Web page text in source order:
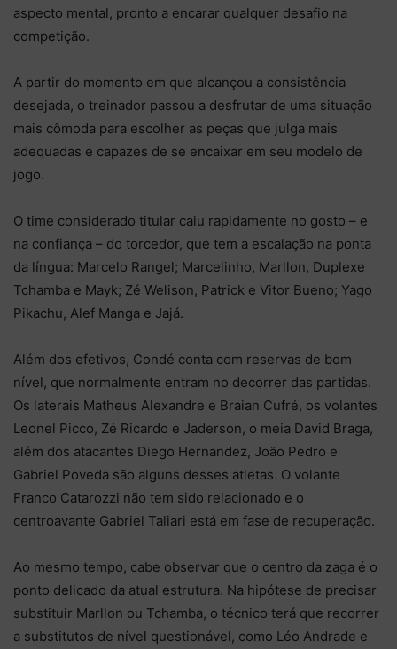
aspecto mental, pronto a encarar qualquer desafio na
competição.
A partir do momento em que alcançou a consistência
desejada, o treinador passou a desfrutar de uma situação
mais cômoda para escolher as peças que julga mais
adequadas e capazes de se encaixar em seu modelo de
jogo.
O time considerado titular caiu rapidamente no gosto – e
na confiança – do torcedor, que tem a escalação na ponta
da língua: Marcelo Rangel; Marcelinho, Marllon, Duplexe
Tchamba e Mayk; Zé Welison, Patrick e Vitor Bueno; Yago
Pikachu, Alef Manga e Jajá.
Além dos efetivos, Condé conta com reservas de bom
nível, que normalmente entram no decorrer das partidas.
Os laterais Matheus Alexandre e Braian Cufré, os volantes
Leonel Picco, Zé Ricardo e Jaderson, o meia David Braga,
além dos atacantes Diego Hernandez, João Pedro e
Gabriel Poveda são alguns desses atletas. O volante
Franco Catarozzi não tem sido relacionado e o
centroavante Gabriel Taliari está em fase de recuperação.
Ao mesmo tempo, cabe observar que o centro da zaga é o
ponto delicado da atual estrutura. Na hipótese de precisar
substituir Marllon ou Tchamba, o técnico terá que recorrer
a substitutos de nível questionável, como Léo Andrade e